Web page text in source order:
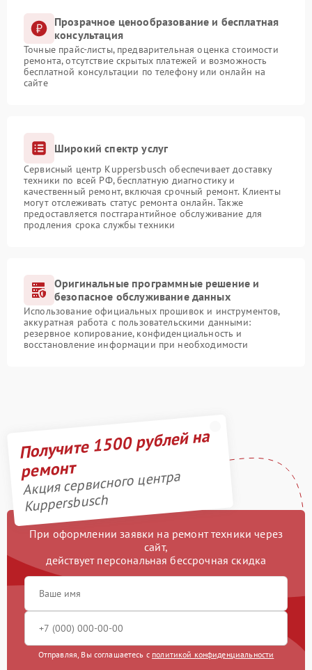
Прозрачное ценообразование и бесплатная
консультация
Точные прайс-листы, предварительная оценка стоимости
ремонта, отсутствие скрытых платежей и возможность
бесплатной консультации по телефону или онлайн на
сайте
Широкий спектр услуг
Сервисный центр Kuppersbusch обеспечивает доставку
техники по всей РФ, бесплатную диагностику и
качественный ремонт, включая срочный ремонт. Клиенты
могут отслеживать статус ремонта онлайн. Также
предоставляется постгарантийное обслуживание для
продления срока службы техники
Оригинальные программные решение и
безопасное обслуживание данных
Использование официальных прошивок и инструментов,
аккуратная работа с пользовательскими данными:
резервное копирование, конфиденциальность и
восстановление информации при необходимости
Получите 1500 рублей на
ремонт
Акция сервисного центра
Kuppersbusch
При оформлении заявки на ремонт техники через
сайт,
действует персональная бессрочная скидка
Отправляя, Вы соглашаетесь с политикой конфиденциальности